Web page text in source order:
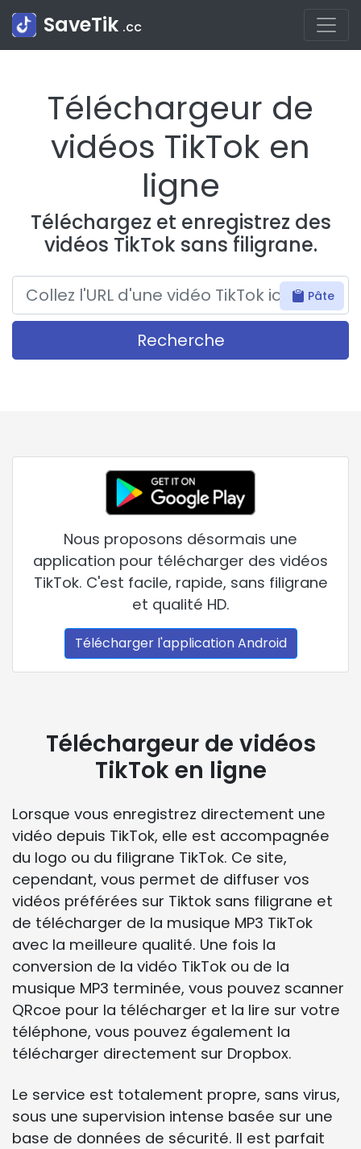
SaveTik .cc
Téléchargeur de
vidéos TikTok en
ligne
Téléchargez et enregistrez des
vidéos TikTok sans filigrane.
Pâte
Recherche
Nous proposons désormais une
application pour télécharger des vidéos
TikTok. C'est facile, rapide, sans filigrane
et qualité HD.
Télécharger l'application Android
Téléchargeur de vidéos
TikTok en ligne
Lorsque vous enregistrez directement une
vidéo depuis TikTok, elle est accompagnée
du logo ou du filigrane TikTok. Ce site,
cependant, vous permet de diffuser vos
vidéos préférées sur Tiktok sans filigrane et
de télécharger de la musique MP3 TikTok
avec la meilleure qualité. Une fois la
conversion de la vidéo TikTok ou de la
musique MP3 terminée, vous pouvez scanner
QRcoe pour la télécharger et la lire sur votre
téléphone, vous pouvez également la
télécharger directement sur Dropbox.
Le service est totalement propre, sans virus,
sous une supervision intense basée sur une
base de données de sécurité. Il est parfait